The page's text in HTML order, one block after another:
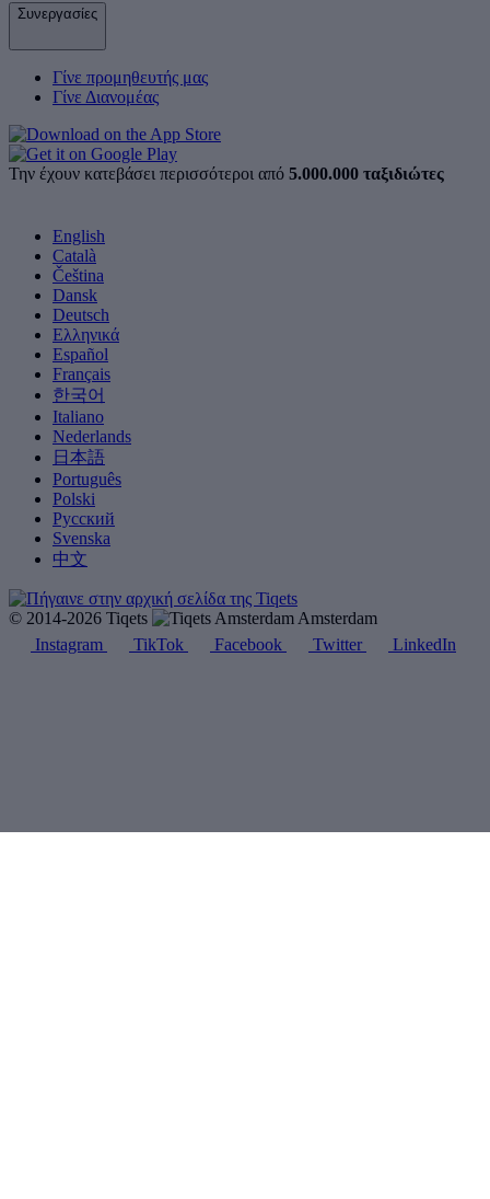
Συνεργασίες
Γίνε προμηθευτής μας
Γίνε Διανομέας
Την έχουν κατεβάσει περισσότεροι από 5.000.000 ταξιδιώτες
English
Català
Čeština
Dansk
Deutsch
Ελληνικά
Español
Français
한국어
Italiano
Nederlands
日本語
Português
Polski
Русский
Svenska
中文
© 2014-2026 Tiqets
Amsterdam
Instagram
TikTok Facebook Twitter LinkedIn